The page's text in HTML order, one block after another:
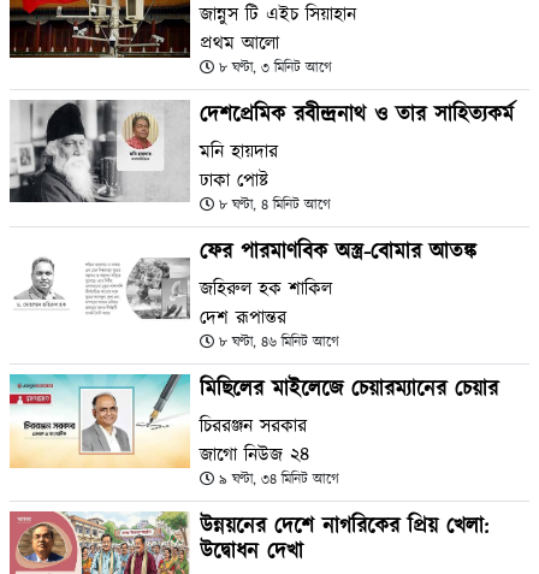
জান্নুস টি এইচ সিয়াহান
প্রথম আলো
৮ ঘণ্টা, ৩ মিনিট আগে
দেশপ্রেমিক রবীন্দ্রনাথ ও তার সাহিত্যকর্ম
মনি হায়দার
ঢাকা পোষ্ট
৮ ঘণ্টা, ৪ মিনিট আগে
ফের পারমাণবিক অস্ত্র-বোমার আতঙ্ক
জহিরুল হক শাকিল
দেশ রূপান্তর
৮ ঘণ্টা, ৪৬ মিনিট আগে
মিছিলের মাইলেজে চেয়ারম্যানের চেয়ার
চিররঞ্জন সরকার
জাগো নিউজ ২৪
৯ ঘণ্টা, ৩৪ মিনিট আগে
উন্নয়নের দেশে নাগরিকের প্রিয় খেলা:
উদ্বোধন দেখা